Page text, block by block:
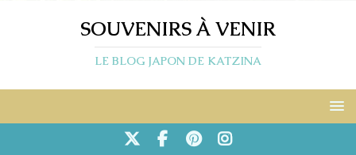
SOUVENIRS À VENIR
LE BLOG JAPON DE KATZINA